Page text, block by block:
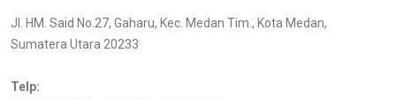
Jl. HM. Said No.27, Gaharu, Kec. Medan Tim., Kota Medan,
Sumatera Utara 20233
Telp: